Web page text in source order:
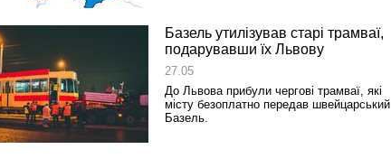
Базель утилізував старі трамваї,
подарувавши їх Львову
27.05
До Львова прибули чергові трамваї, які
місту безоплатно передав швейцарський
Базель.